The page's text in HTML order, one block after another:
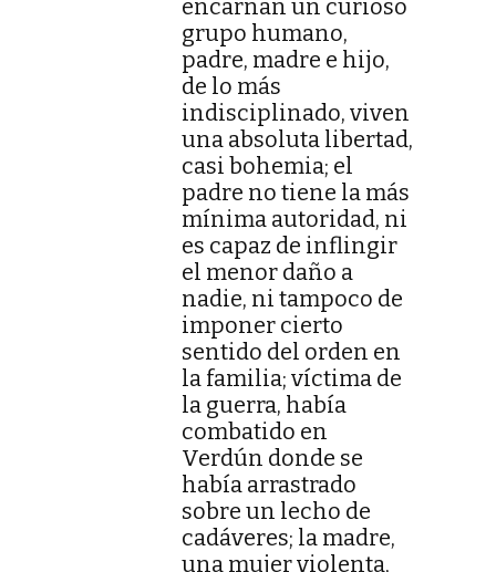
encarnan un curioso
grupo humano,
padre, madre e hijo,
de lo más
indisciplinado, viven
una absoluta libertad,
casi bohemia; el
padre no tiene la más
mínima autoridad, ni
es capaz de inflingir
el menor daño a
nadie, ni tampoco de
imponer cierto
sentido del orden en
la familia; víctima de
la guerra, había
combatido en
Verdún donde se
había arrastrado
sobre un lecho de
cadáveres; la madre,
una mujer violenta,